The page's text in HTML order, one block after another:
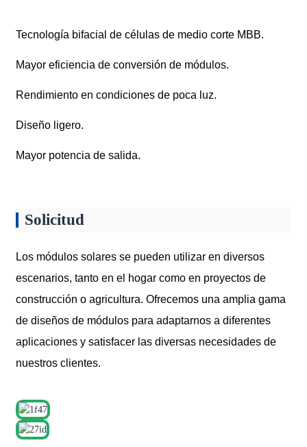
Tecnología bifacial de células de medio corte MBB.
Mayor eficiencia de conversión de módulos.
Rendimiento en condiciones de poca luz.
Diseño ligero.
Mayor potencia de salida.
Solicitud
Los módulos solares se pueden utilizar en diversos
escenarios, tanto en el hogar como en proyectos de
construcción o agricultura. Ofrecemos una amplia gama
de diseños de módulos para adaptarnos a diferentes
aplicaciones y satisfacer las diversas necesidades de
nuestros clientes.